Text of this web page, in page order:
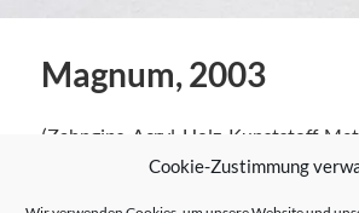
Cookie-Zustimmung
Magnum, 2003
(Zahngips, Acryl, Holz, Kunststoff,